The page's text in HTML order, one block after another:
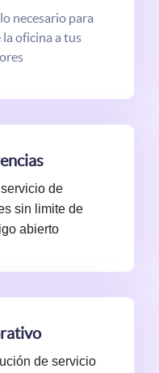
necesario para
la oficina a tus
de
sin limite de
abierto
de servicio